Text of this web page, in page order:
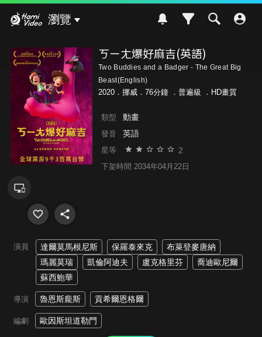
瀏覽
ㄎㄧㄤ爆好麻吉(英語)
Two Buddies and a Badger - The Great Big
Beast(English)
2020．挪威．76分鐘 ． 普遍級 ．HD畫質
類型 動畫
發音 英語
星等 2
下架時間 2034年04月22日
演員 達爾莫馬根尼斯 保羅泰來克
布萊登麥唐納
瑪麗莫瑞
凱倫阿迪夫 盧克格里芬
喬迪歐尼爾
蘇西鮑華
導演 魯恩斯龐斯 貢希爾恩格爾
編劇 歐因斯坦道勒門